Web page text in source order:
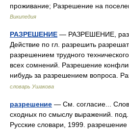
проживание; Разрешение на
Википедия
РАЗРЕШЕНИЕ — РАЗРЕШЕНИЕ,
Действие по гл. разрешить
разрешением трудного
всех сомнений. Разрешение
нибудь за разрешением вопроса.
словарь Ушакова
разрешение — См. согласие...
сходных по смыслу выражений.
Русские словари, 1999.